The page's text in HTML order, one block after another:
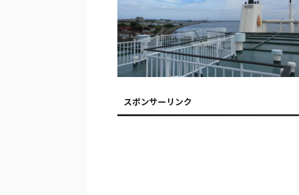
スポンサーリンク